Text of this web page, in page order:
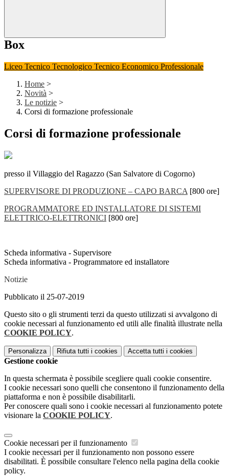
Box
Liceo Tecnico Tecnologico Tecnico Economico Professionale
Home >
Novità >
Le notizie >
Corsi di formazione professionale
Corsi di formazione professionale
presso il Villaggio del Ragazzo (San Salvatore di Cogorno)
SUPERVISORE DI PRODUZIONE – CAPO BARCA [800 ore]
PROGRAMMATORE ED INSTALLATORE DI SISTEMI
ELETTRICO-ELETTRONICI [800 ore]
Scheda informativa - Supervisore
Scheda informativa - Programmatore ed installatore
Notizie
Pubblicato il 25-07-2019
Questo sito o gli strumenti terzi da questo utilizzati si avvalgono di
cookie necessari al funzionamento ed utili alle finalità illustrate nella
COOKIE POLICY.
Personalizza Rifiuta tutti i cookies Accetta tutti i cookies
Gestione cookie
In questa schermata è possibile scegliere quali cookie consentire.
I cookie necessari sono quelli che consentono il funzionamento della
piattaforma e non è possibile disabilitarli.
Per conoscere quali sono i cookie necessari al funzionamento potete
visionare la COOKIE POLICY.
Cookie necessari per il funzionamento
I cookie necessari per il funzionamento non possono essere
disabilitati. È possibile consultare l'elenco nella pagina della cookie
policy.